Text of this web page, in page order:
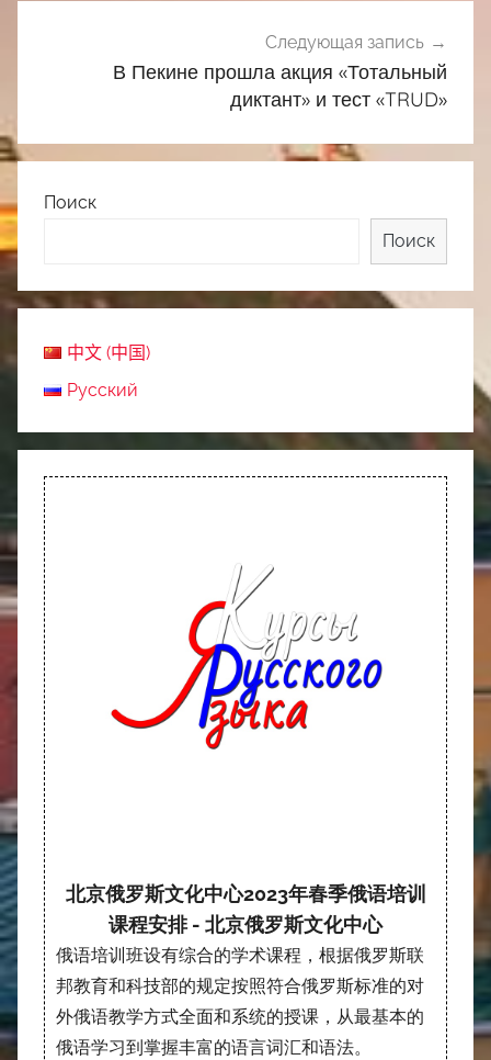
Следующая запись
В Пекине прошла акция «Тотальный
диктант» и тест «TRUD»
Поиск
Поиск
中文 (中国)
Русский
北京俄罗斯文化中心2023年春季俄语培训
课程安排 - 北京俄罗斯文化中心
俄语培训班设有综合的学术课程，根据俄罗斯联
邦教育和科技部的规定按照符合俄罗斯标准的对
外俄语教学方式全面和系统的授课，从最基本的
俄语学习到掌握丰富的语言词汇和语法。